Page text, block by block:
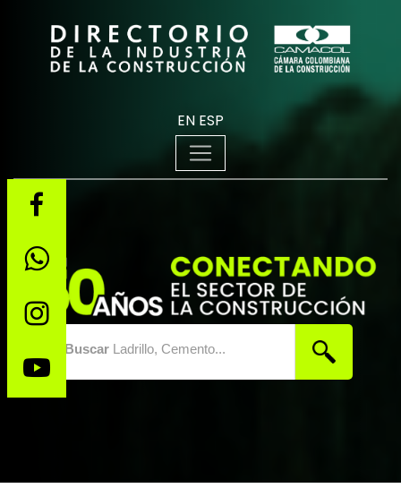
EN ESP
BuscarLadrillo, Cemento...